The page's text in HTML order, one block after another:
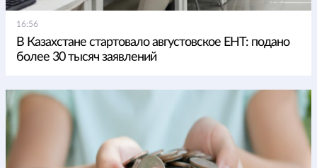
16:56
В Казахстане стартовало августовское ЕНТ: подано
более 30 тысяч заявлений